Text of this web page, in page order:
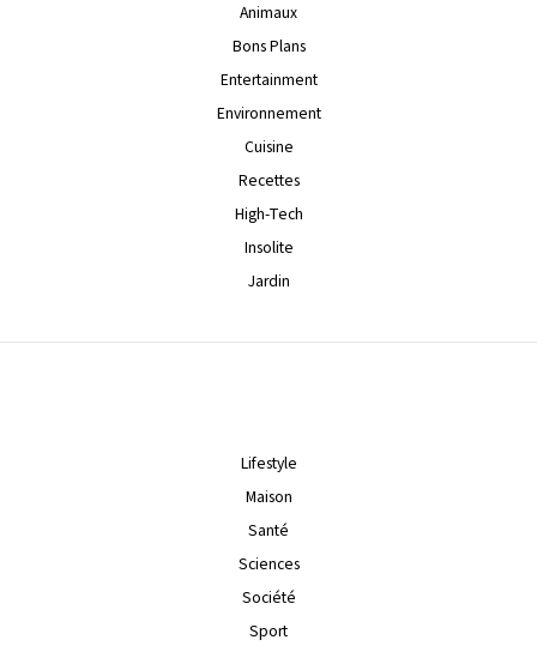
Animaux
Bons Plans
Entertainment
Environnement
Cuisine
Recettes
High-Tech
Insolite
Jardin
Lifestyle
Maison
Santé
Sciences
Société
Sport